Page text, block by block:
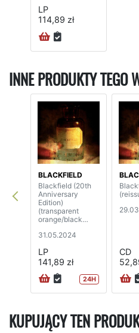
LP
114,89 zł
INNE PRODUKTY TEGO
BLACKFIELD
Blackfield (20th
Anniversary
Edition)
(transparent
orange/black
31.05.2024
LP
141,89 zł
24H
CD
KUPUJĄCY TEN